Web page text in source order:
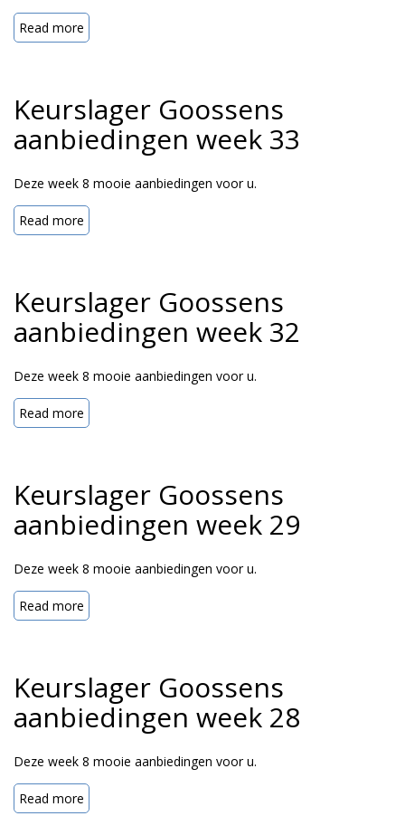
Read more
Keurslager Goossens
aanbiedingen week 33
Deze week 8 mooie aanbiedingen voor u.
Read more
Keurslager Goossens
aanbiedingen week 32
Deze week 8 mooie aanbiedingen voor u.
Read more
Keurslager Goossens
aanbiedingen week 29
Deze week 8 mooie aanbiedingen voor u.
Read more
Keurslager Goossens
aanbiedingen week 28
Deze week 8 mooie aanbiedingen voor u.
Read more